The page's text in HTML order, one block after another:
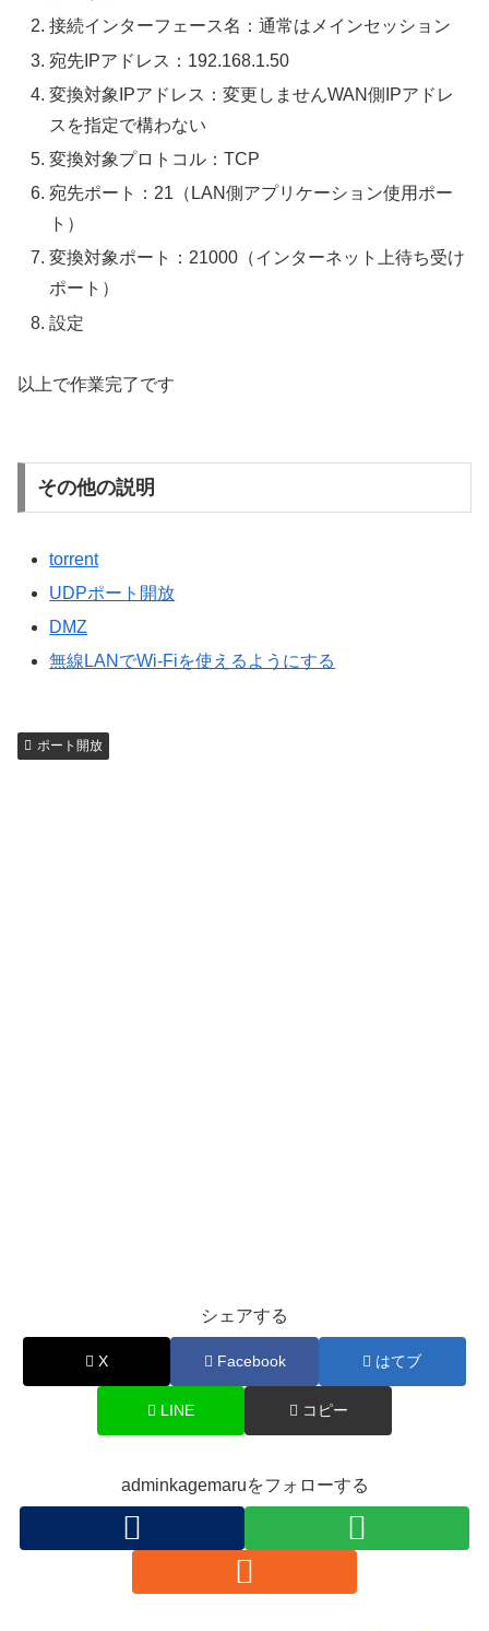
接続インターフェース名：通常はメインセッション
宛先IPアドレス：192.168.1.50
変換対象IPアドレス：変更しませんWAN側IPアドレ
スを指定で構わない
変換対象プロトコル：TCP
宛先ポート：21（LAN側アプリケーション使用ポー
ト）
変換対象ポート：21000（インターネット上待ち受け
ポート）
設定
以上で作業完了です
その他の説明
torrent
UDPポート開放
DMZ
無線LANでWi-Fiを使えるようにする
ポート開放
シェアする
X Facebook はてブ
LINE コピー
adminkagemaruをフォローする